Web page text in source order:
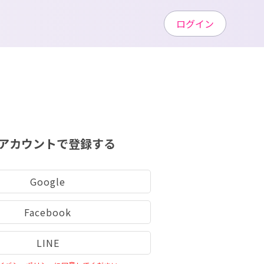
カウントで登録する
Google
Facebook
LINE
ログイン